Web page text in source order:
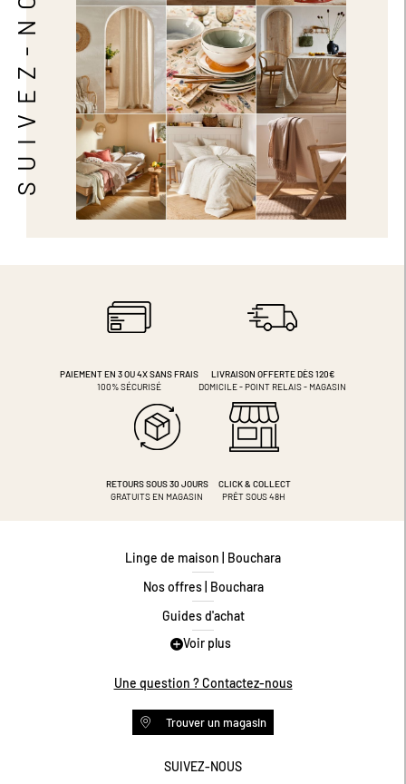
SUIVEZ-NOUS
PAIEMENT EN 3 OU 4XSANS FRAIS
100% SÉCURISÉ
LIVRAISON OFFERTE DÈS 120€
DOMICILE - POINT RELAIS - MAGASIN
RETOURS SOUS 30 JOURS
GRATUITS EN MAGASIN
CLICK & COLLECT
PRÊT SOUS 48H
Linge de maison | Bouchara
Nos offres | Bouchara
Guides d'achat
Guide des tailles
Programme de fidélité
Conditions des offres
Voir plus
Une question ? Contactez-nous
Trouver un magasin
SUIVEZ-NOUS